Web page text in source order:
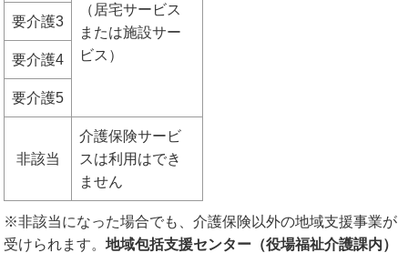
（居宅サービス
または施設サー
ビス）
要介護3
要介護4
要介護5
非該当
介護保険サービ
スは利用はでき
ません
※非該当になった場合でも、介護保険以外の地域支援事業が
受けられます。地域包括支援センター（役場福祉介護課内）